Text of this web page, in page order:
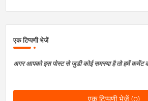
एक टिप्पणी भेजें
अगर आपको इस पोस्ट से जुडी कोई समस्या है तो हमें कमेंट
एक टिप्पणी भेजें (0)